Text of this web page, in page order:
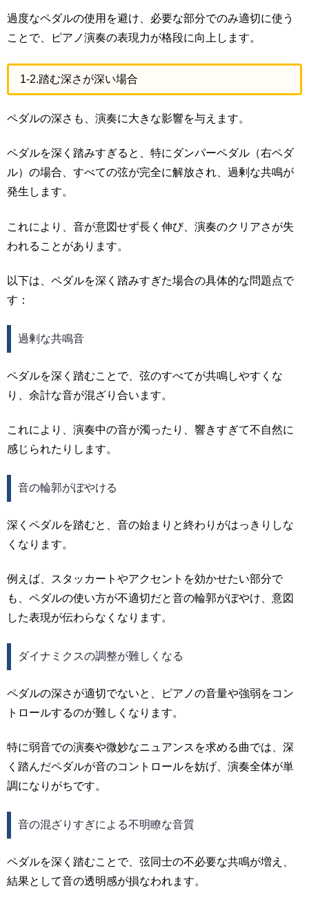
過度なペダルの使用を避け、必要な部分でのみ適切に使う
ことで、ピアノ演奏の表現力が格段に向上します。
1-2.踏む深さが深い場合
ペダルの深さも、演奏に大きな影響を与えます。
ペダルを深く踏みすぎると、特にダンパーペダル（右ペダ
ル）の場合、すべての弦が完全に解放され、過剰な共鳴が
発生します。
これにより、音が意図せず長く伸び、演奏のクリアさが失
われることがあります。
以下は、ペダルを深く踏みすぎた場合の具体的な問題点で
す：
過剰な共鳴音
ペダルを深く踏むことで、弦のすべてが共鳴しやすくな
り、余計な音が混ざり合います。
これにより、演奏中の音が濁ったり、響きすぎて不自然に
感じられたりします。
音の輪郭がぼやける
深くペダルを踏むと、音の始まりと終わりがはっきりしな
くなります。
例えば、スタッカートやアクセントを効かせたい部分で
も、ペダルの使い方が不適切だと音の輪郭がぼやけ、意図
した表現が伝わらなくなります。
ダイナミクスの調整が難しくなる
ペダルの深さが適切でないと、ピアノの音量や強弱をコン
トロールするのが難しくなります。
特に弱音での演奏や微妙なニュアンスを求める曲では、深
く踏んだペダルが音のコントロールを妨げ、演奏全体が単
調になりがちです。
音の混ざりすぎによる不明瞭な音質
ペダルを深く踏むことで、弦同士の不必要な共鳴が増え、
結果として音の透明感が損なわれます。